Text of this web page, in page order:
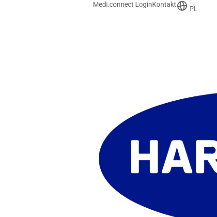
Medi.connect LoginKontakt
PL